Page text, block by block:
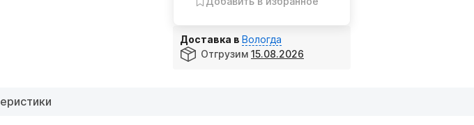
Доставка в Вологда
Отгрузим 15.08.2026